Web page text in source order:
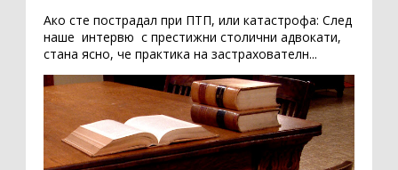
Ако сте пострадал при ПТП, или катастрофа: След
наше интервю с престижни столични адвокати,
стана ясно, че практика на застрахователн...